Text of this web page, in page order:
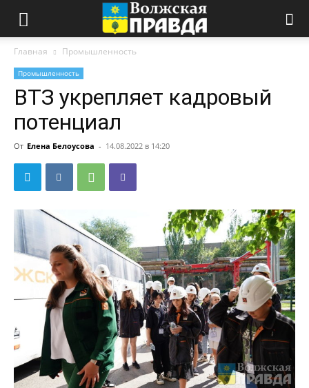
Главная Промышленность
Промышленность
ВТЗ укрепляет кадровый
потенциал
От Елена Белоусова - 14.08.2022 в 14:20